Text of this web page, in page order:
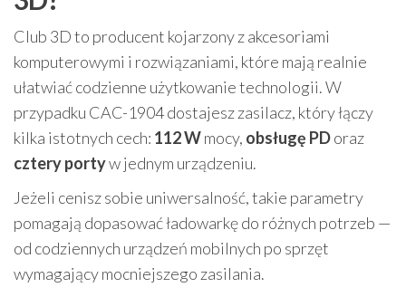
Club 3D to producent kojarzony z akcesoriami
komputerowymi i rozwiązaniami, które mają realnie
ułatwiać codzienne użytkowanie technologii. W
przypadku CAC-1904 dostajesz zasilacz, który łączy
kilka istotnych cech: 112 Wmocy, obsługę PDoraz
cztery portyw jednym urządzeniu.
Jeżeli cenisz sobie uniwersalność, takie parametry
pomagają dopasować ładowarkę do różnych potrzeb —
od codziennych urządzeń mobilnych po sprzęt
wymagający mocniejszego zasilania.